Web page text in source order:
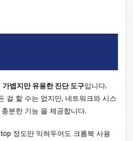
가볍지만 유용한 진단 도구입니다.
걸 할 수는 없지만, 네트워크와 시스
분한 기능 을 제공합니다.
정도만 익혀두어도 크롬북 사용